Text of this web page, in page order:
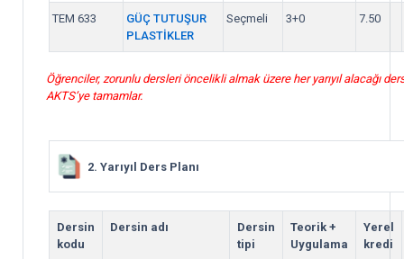
TEM 633
GÜÇ TUTUŞUR
PLASTİKLER
Seçmeli 3+0 7.50
Öğrenciler, zorunlu dersleri öncelikli almak üzere her yarıyıl alacağı
AKTS’ye tamamlar.
2. Yarıyıl Ders Planı
Dersin
kodu
Dersin adı
Dersin
tipi
Teorik +
Uygulama
Yerel
kredi